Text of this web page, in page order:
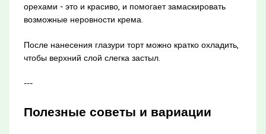
орехами - это и красиво, и помогает замаскировать
возможные неровности крема.
После нанесения глазури торт можно кратко охладить,
чтобы верхний слой слегка застыл.
---
Полезные советы и вариации